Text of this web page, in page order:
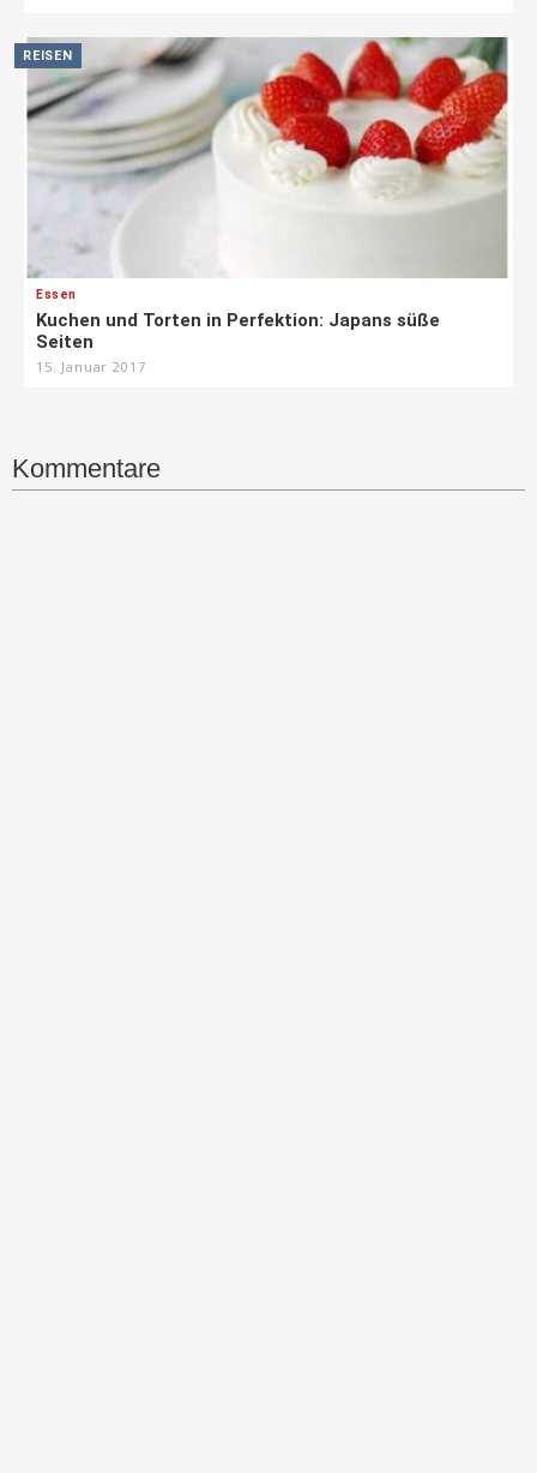
REISEN
Essen
Kuchen und Torten in Perfektion: Japans süße
Seiten
15. Januar 2017
Kommentare